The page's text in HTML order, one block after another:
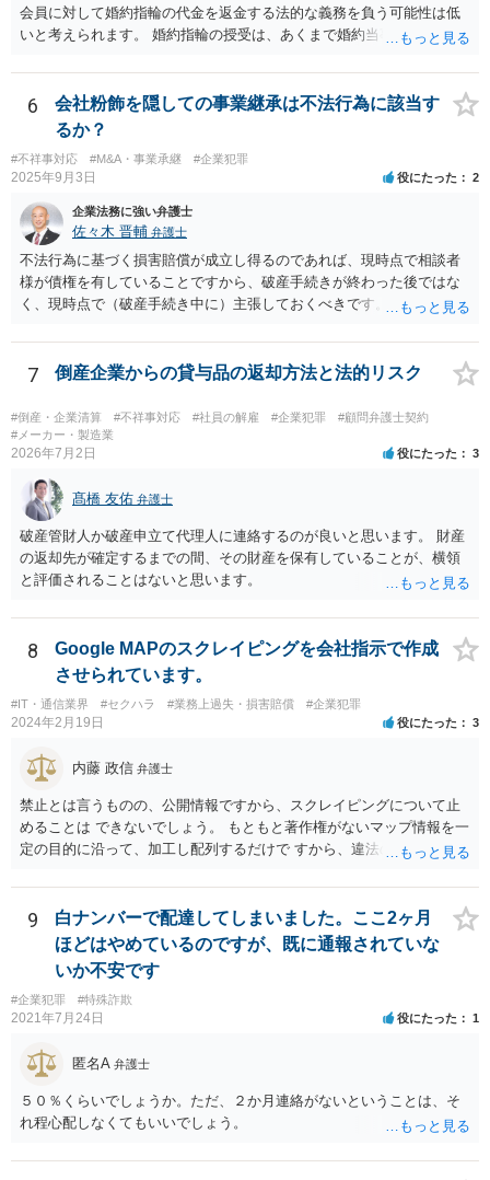
す。）。 以上述べましたが、令和7年12月から令和11年までに発生す
る一切の債権となれば、約4年という一定の期間の将来債権譲渡とな
ます。ご不安な気持ちを解消するために、法律事務所にご相談に赴く
ことを検討されても良いでしょう。
会員に対して婚約指輪の代金を返金する法的な義務を負う可能性は低
いと考えられます。 婚約指輪の授受は、あくまで婚約当事者である男
貴社は、その贈与契約の当事者ではありません。したがって、仮に女
性が返金義務を負う場合であっても、貴社が返金義務を負う法的根拠
は見当たりません。 また、国際結婚の仲介契約に関する裁判例では、
会員の個人的な理由による破談で追加的に発生した費用は会員自身が
負担すべきであり、仲介業者に責任がない限り、成婚料の支払いを拒
絶することはできないと判断されています。この裁判例は、仲介業者
の責任範囲が、会員間の個人的な問題とは切り離して考えられること
を示唆しており、本件でも同様に、指輪の返還が貴社の責任範囲外の
問題であると主張する上で参考になります。 2. 今後の対応について
相手方代理人に対し、内容証明郵便などで書面にて貴社の見解を明確
に伝えることが重要です。その書面には、以下の内容を盛り込むこと
が考えられます。 成婚料について: 円満な解決を優先する観点から、
経営判断として返金に応じる意向であることを伝える（ただし、法的
には上記の裁判例のように、貴社に返金義務は無いと判断される可能
性が高いと思われます。）。 指輪代金について: 前述の通り、男性会
ないことを、法的根拠と共に冷静に主張する。 「刑事訴訟」との主張
に対して: 本件は、契約の履行や返金を巡る民事上の紛争であり、貴社
があったとは考えにくく、刑事事件として立件される可能性は極めて
低いと思われます。 3. 警察からの連絡について 警察は「民事不介
入」を原則としており、契約トラブルなどの個人間の紛争に介入する
ことはありません。しかし、事件性があるかどうかを判断するため
に、関係者から事情を聴くことがあります。その場合には誠実な事実
6
会社粉飾を隠しての事業継承は不法行為に該当す
るか？
#不祥事対応 #M&A・事業承継 #企業犯罪
2025年9月3日 役にたった 2
企業法務に強い弁護士
佐々木 晋輔 弁護士
不法行為に基づく損害賠償が成立し得るのであれば、現時点で相談者
様が債権を有していることですから、破産手続きが終わった後ではな
く、現時点で（破産手続き中に）主張しておくべきです。 また、「会
という点について、破産する親会社から子会社に対して何らかの請求
の余地があるかもしれませんので、裁判所（破産管財人）に具体的な
状況を説明しておくべきだと思います。 上記に関しては、相談者様か
ら破産を依頼している申立代理人に説明し、申立代理人から裁判所
（破産管財人）に説明してもらうのが通常の流れです。 申立代理人は
先代社長と関係があるとのことですが、すくなくとも相談者様から申
立代理人にしっかりと伝えて、申立代理人がどう対応するのか確認し
ておいたほうがいいと思います。
7 倒産企業からの貸与品の返却方法と法的リスク
#倒産・企業清算 #不祥事対応 #社員の解雇 #企業犯罪
#顧問弁護士契約
#メーカー・製造業
2026年7月2日 役にたった 3
髙橋 友佑 弁護士
破産管財人か破産申立て代理人に連絡するのが良いと思います。 財産
の返却先が確定するまでの間、その財産を保有していることが、横領
と評価されることはないと思います。
8
Google MAPのスクレイピングを会社指示で作成
させられています。
#IT・通信業界 #セクハラ #業務上過失・損害賠償 #企業犯罪
2024年2月19日 役にたった 3
内藤 政信 弁護士
禁止とは言うものの、公開情報ですから、スクレイピングについて止
めることは できないでしょう。 もともと著作権がないマップ情報を一
定の目的に沿って、加工し配列するだけで すから、違法の問題は生じ
した会社ですね。（私見）
9
白ナンバーで配達してしまいました。ここ2ヶ月
ほどはやめているのですが、既に通報されていな
いか不安です
#企業犯罪 #特殊詐欺
2021年7月24日 役にたった 1
匿名A 弁護士
５０％くらいでしょうか。ただ、２か月連絡がないということは、そ
れ程心配しなくてもいいでしょう。